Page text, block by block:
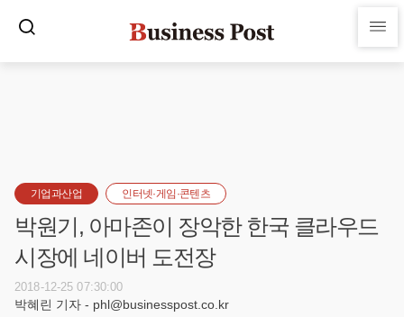
기업과산업 인터넷·게임·콘텐츠
박원기, 아마존이 장악한 한국 클라우드
시장에 네이버 도전장
2018-12-25 07:30:00
박혜린 기자 - phl@businesspost.co.kr